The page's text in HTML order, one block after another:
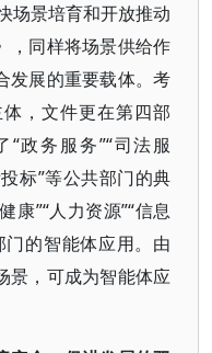
场景培育和开放推动
，同样将场景供给作
发展的重要载体。考
，文件更在第四部
政务服务”“司法服
标”等公共部门的典
康”“人力资源”“信息
的智能体应用。由
景，可成为智能体应